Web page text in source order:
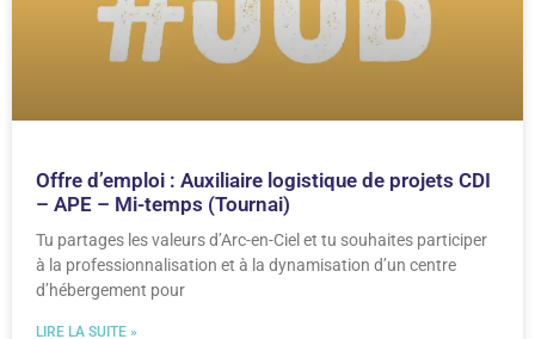
Offre d’emploi : Auxiliaire logistique de projets CDI
– APE – Mi-temps (Tournai)
Tu partages les valeurs d’Arc-en-Ciel et tu souhaites participer
à la professionnalisation et à la dynamisation d’un centre
d’hébergement pour
LIRE LA SUITE »